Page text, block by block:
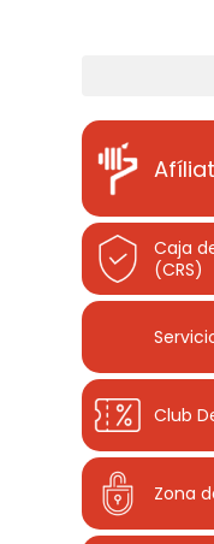
Caja
(CRS)
Club
Zona